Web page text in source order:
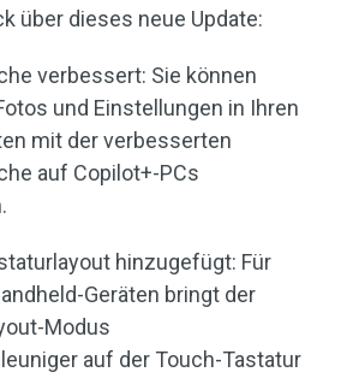
über dieses neue Update:
verbessert: Sie können
und Einstellungen in Ihren
mit der verbesserten
auf Copilot+-PCs
hinzugefügt: Für
Geräten bringt der
Modus
auf der Touch-Tastatur